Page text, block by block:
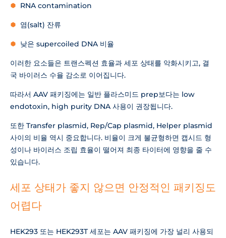
RNA contamination
염(salt) 잔류
낮은 supercoiled DNA 비율
이러한 요소들은 트랜스펙션 효율과 세포 상태를 악화시키고, 결
국 바이러스 수율 감소로 이어집니다.
따라서 AAV 패키징에는 일반 플라스미드 prep보다는 low
endotoxin, high purity DNA 사용이 권장됩니다.
또한 Transfer plasmid, Rep/Cap plasmid, Helper plasmid
사이의 비율 역시 중요합니다. 비율이 크게 불균형하면 캡시드 형
성이나 바이러스 조립 효율이 떨어져 최종 타이터에 영향을 줄 수
있습니다.
세포 상태가 좋지 않으면 안정적인 패키징도
어렵다
HEK293 또는 HEK293T 세포는 AAV 패키징에 가장 널리 사용되